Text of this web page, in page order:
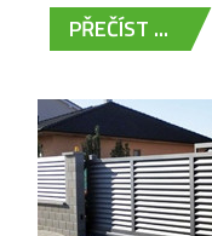
PŘEČÍST ...